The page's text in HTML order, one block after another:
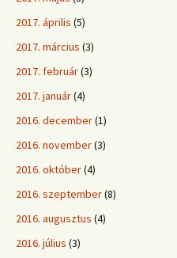
2017. április (5)
2017. március (3)
2017. február(3)
2017. január(4)
2016. december(1)
2016. november(3)
2016. október(4)
2016. szeptember(8)
2016. augusztus (4)
2016. július (3)